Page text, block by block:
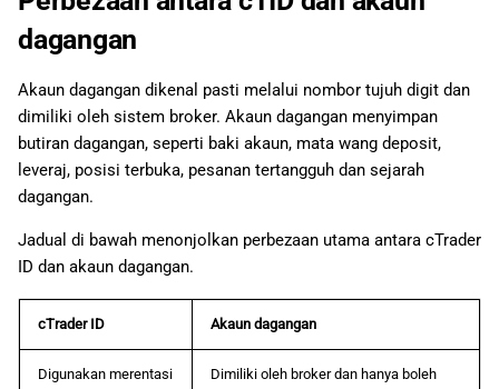
dagangan
Akaun dagangan dikenal pasti melalui nombor tujuh digit dan
dimiliki oleh sistem broker. Akaun dagangan menyimpan
butiran dagangan, seperti baki akaun, mata wang deposit,
leveraj, posisi terbuka, pesanan tertangguh dan sejarah
dagangan.
Jadual di bawah menonjolkan perbezaan utama antara cTrader
ID dan akaun dagangan.
cTrader ID Akaun dagangan
Digunakan merentasi
Dimiliki oleh broker dan hanya boleh